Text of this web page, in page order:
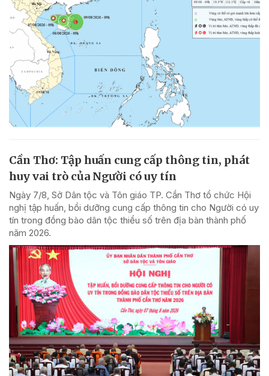
Cần Thơ: Tập huấn cung cấp thông tin, phát
huy vai trò của Người có uy tín
Ngày 7/8, Sở Dân tộc và Tôn giáo TP. Cần Thơ tổ chức Hội
nghị tập huấn, bồi dưỡng cung cấp thông tin cho Người có uy
tín trong đồng bào dân tộc thiểu số trên địa bàn thành phố
năm 2026.